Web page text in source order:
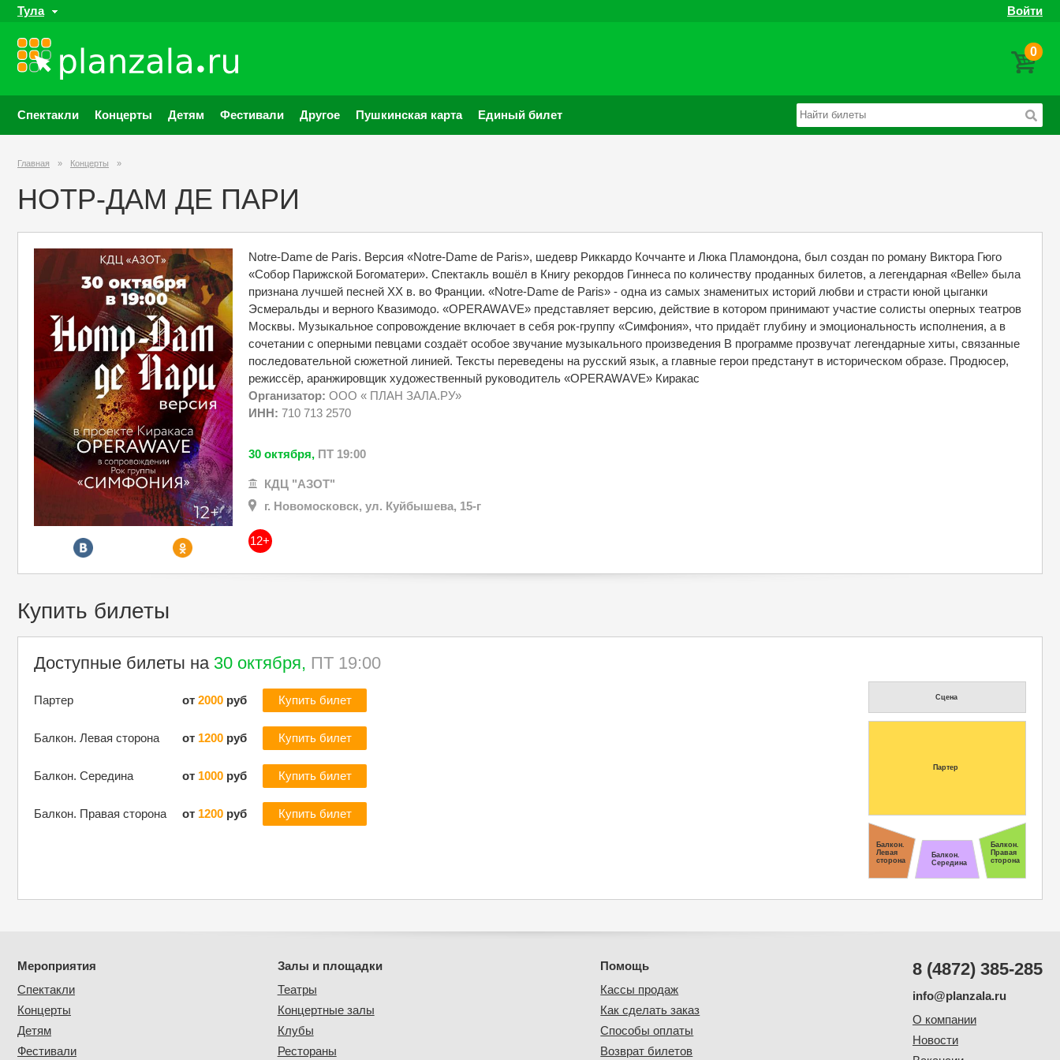
Тула Войти
0
Спектакли Концерты Детям Фестивали Другое Пушкинская карта Единый билет
Главная » Концерты »
НОТР-ДАМ ДЕ ПАРИ
Notre-Dame de Paris. Версия «Notre-Dame de Paris», шедевр Риккардо Коччанте и Люка Пламондона, был создан по роману Виктора Гюго
«Собор Парижской Богоматери». Спектакль вошёл в Книгу рекордов Гиннеса по количеству проданных билетов, а легендарная «Belle» была
признана лучшей песней ХХ в. во Франции. «Notre-Dame de Paris» - одна из самых знаменитых историй любви и страсти юной цыганки
Эсмеральды и верного Квазимодо. «OPERAWАVE» представляет версию, действие в котором принимают участие солисты оперных театров
Москвы. Музыкальное сопровождение включает в себя рок-группу «Симфония», что придаёт глубину и эмоциональность исполнения, а в
сочетании с оперными певцами создаёт особое звучание музыкального произведения В программе прозвучат легендарные хиты, связанные
последовательной сюжетной линией. Тексты переведены на русский язык, а главные герои предстанут в историческом образе. Продюсер,
режиссёр, аранжировщик художественный руководитель «OPERAWАVE» Киракас
Организатор: ООО « ПЛАН ЗАЛА.РУ»
ИНН: 710 713 2570
30 октября, ПТ 19:00
КДЦ "АЗОТ"
г. Новомосковск, ул. Куйбышева, 15-г
12+
Купить билеты
Доступные билеты на 30 октября, ПТ 19:00
Партер от 2000 руб Купить билет
Балкон. Левая сторона от 1200 руб Купить билет
Балкон. Середина от 1000 руб Купить билет
Балкон. Правая сторона от 1200 руб Купить билет
Cцена
Партер
Балкон.
Левая
сторона
Балкон.
Середина
Балкон.
Правая
сторона
Мероприятия
Спектакли
Концерты
Детям
Фестивали
Залы и площадки
Театры
Концертные залы
Клубы
Рестораны
Помощь
Кассы продаж
Как сделать заказ
Способы оплаты
Возврат билетов
8 (4872) 385-285
info@planzala.ru
О компании
Новости